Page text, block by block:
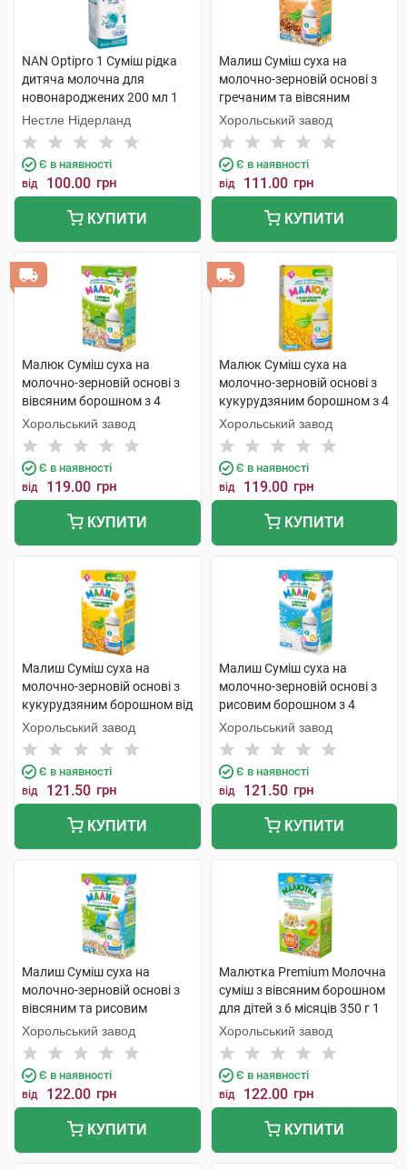
NAN Optipro 1 Суміш рідка
дитяча молочна для
новонароджених 200 мл 1
пляшка
Нестле Нідерланд
Є в наявності
від 100.00 грн
КУПИТИ
Малиш Суміш суха на
молочно-зерновій основі з
гречаним та вівсяним
борошном від 6 місяців 350 г
1 коробка
Хорольський завод
Є в наявності
від 111.00 грн
КУПИТИ
Малюк Суміш суха на
молочно-зерновій основі з
вівсяним борошном з 4
місяців 350 г 1 коробка
Хорольський завод
Є в наявності
від 119.00 грн
КУПИТИ
Малюк Суміш суха на
молочно-зерновій основі з
кукурудзяним борошном з 4
місяців 350 г 1 коробка
Хорольський завод
Є в наявності
від 119.00 грн
КУПИТИ
Малиш Суміш суха на
молочно-зерновій основі з
кукурудзяним борошном від
4 місяців 350 г 1 коробка
Хорольський завод
Є в наявності
від 121.50 грн
КУПИТИ
Малиш Суміш суха на
молочно-зерновій основі з
рисовим борошном з 4
місяців 350 г 1 коробка
Хорольський завод
Є в наявності
від 121.50 грн
КУПИТИ
Малиш Суміш суха на
молочно-зерновій основі з
вівсяним та рисовим
борошном від 6 місяців 350 г
1 коробка
Хорольський завод
Є в наявності
від 122.00 грн
КУПИТИ
Малютка Premium Молочна
суміш з вівсяним борошном
для дітей з 6 місяців 350 г 1
коробка
Хорольський завод
Є в наявності
від 122.00 грн
КУПИТИ